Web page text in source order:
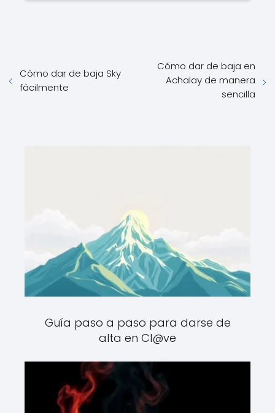
Cómo dar de baja Sky
fácilmente
Cómo dar de baja en
Achalay de manera
sencilla
Guía paso a paso para darse de
alta en Cl@ve